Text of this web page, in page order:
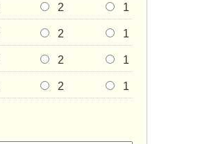
2 1
2 1
2 1
2 1